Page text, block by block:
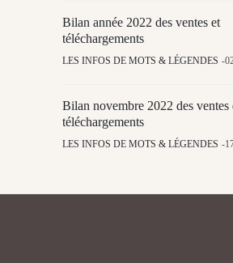
Bilan année 2022 des ventes et
téléchargements
LES INFOS DE MOTS & LÉGENDES
Bilan novembre 2022 des ventes
téléchargements
LES INFOS DE MOTS & LÉGENDES